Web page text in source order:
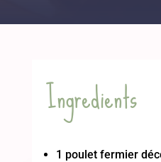
Ingredients
1 poulet fermier